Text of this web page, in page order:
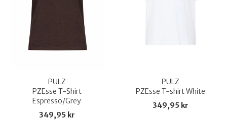
PULZ
PZEsse T-Shirt
Espresso/Grey
349,95 kr
PULZ
PZEsse T-shirt White
349,95 kr